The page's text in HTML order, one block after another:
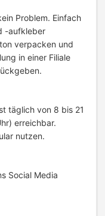
Problem. Einfach
-aufkleber
verpacken und
in einer Filiale
täglich von 8 bis 21
erreichbar.
nutzen.
Social Media